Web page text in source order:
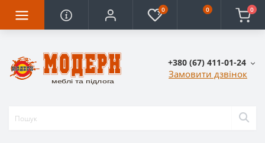
0 0 0
+380 (67) 411-01-24
Замовити дзвінок